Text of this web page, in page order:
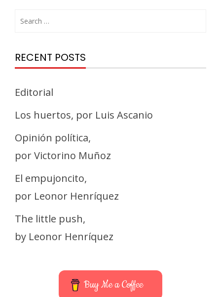
RECENT POSTS
Editorial
Los huertos, por Luis Ascanio
Opinión política,
por Victorino Muñoz
El empujoncito,
por Leonor Henríquez
The little push,
by Leonor Henríquez
Buy Me a Coffee